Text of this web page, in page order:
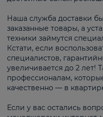
Наша служба доставки
заказанные товары, а
техники займутся
Кстати, если
специалистов,
увеличивается до 2 лет!
профессионалам,
качественно — в
Если у вас остались